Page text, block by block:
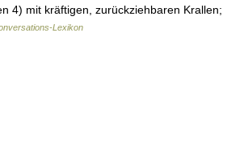
4) mit kräftigen, zurückziehbaren Krallen;
Lexikon